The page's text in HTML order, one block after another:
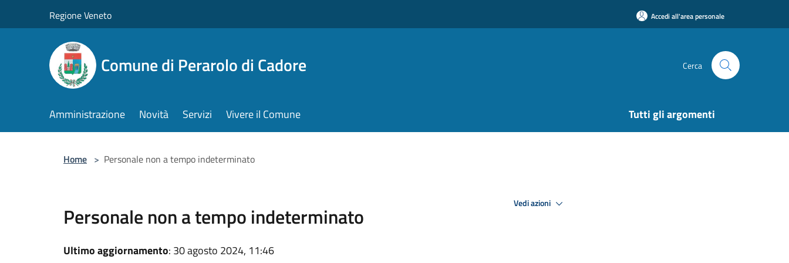
Regione Veneto Accedi all'area personale
Comune di Perarolo di Cadore Cerca
Amministrazione Novità Servizi Vivere il Comune Tutti gli argomenti
Home > Personale non a tempo indeterminato
Personale non a tempo indeterminato
Ultimo aggiornamento: 30 agosto 2024, 11:46
Vedi azioni